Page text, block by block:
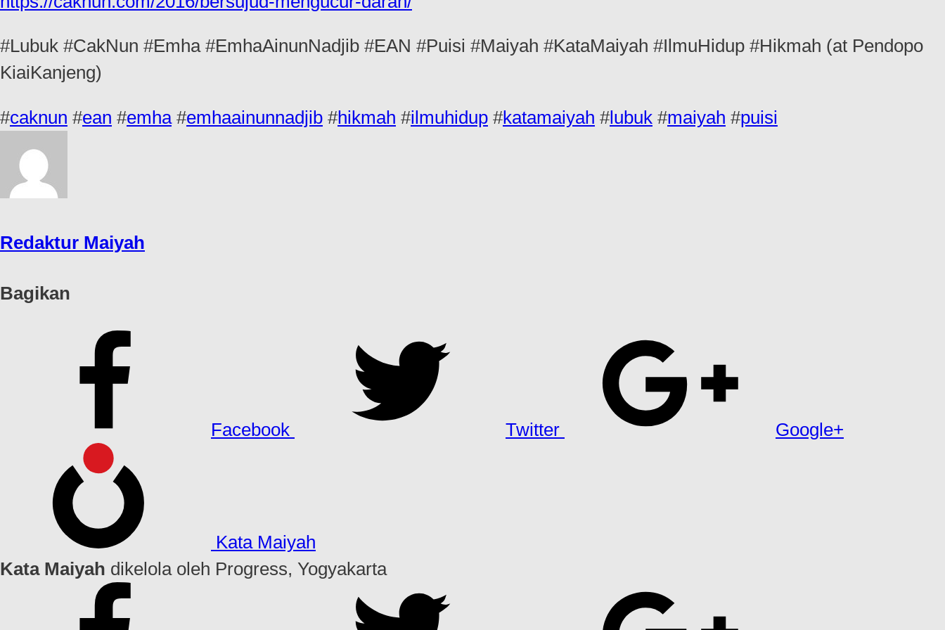
#Lubuk #CakNun #Emha #EmhaAinunNadjib #EAN #Puisi #Maiyah #KataMaiyah #IlmuHidup #Hikmah (at Pendopo
KiaiKanjeng)
#caknun #ean #emha#emhaainunnadjib #hikmah #ilmuhidup #katamaiyah #lubuk #maiyah #puisi
Redaktur Maiyah
Bagikan
Facebook Twitter Google+
Kata Maiyah
Kata Maiyah dikelola oleh Progress, Yogyakarta